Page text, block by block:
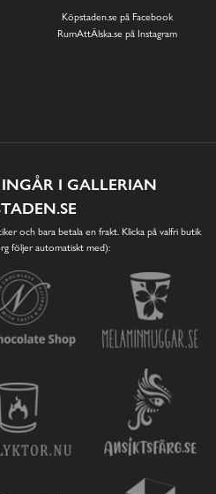
Köpstaden.se på Facebook
RumAttÄlska.se på Instagram
INGÅR I GALLERIAN
och bara betala en frakt. Klicka på valfri butik
följer automatiskt med):